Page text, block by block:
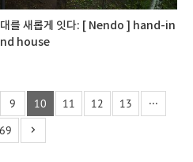
대를 새롭게 잇다: [ Nendo ] hand-in
house
9 10 11 12 13
···